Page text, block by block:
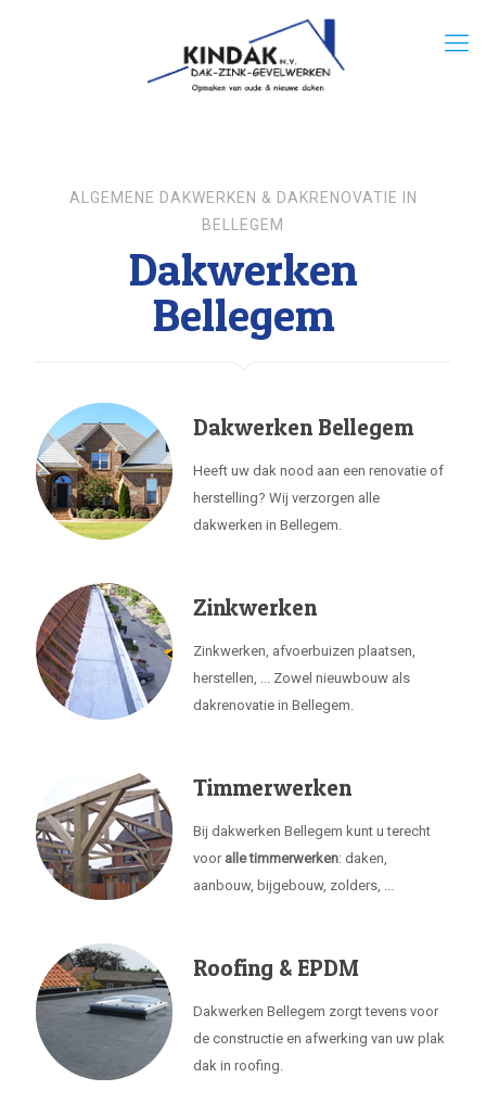
ALGEMENE DAKWERKEN & DAKRENOVATIE IN
BELLEGEM
Dakwerken
Bellegem
Dakwerken Bellegem
Heeft uw dak nood aan een renovatie of
herstelling? Wij verzorgen alle
dakwerken in Bellegem.
Zinkwerken
Zinkwerken, afvoerbuizen plaatsen,
herstellen, ... Zowel nieuwbouw als
dakrenovatie in Bellegem.
Timmerwerken
Bij dakwerken Bellegem kunt u terecht
voor alle timmerwerken: daken,
aanbouw, bijgebouw, zolders, ...
Roofing & EPDM
Dakwerken Bellegem zorgt tevens voor
de constructie en afwerking van uw plak
dak in roofing.